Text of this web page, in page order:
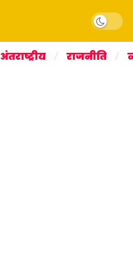
Dark
अंतराष्ट्रीय राजनीति